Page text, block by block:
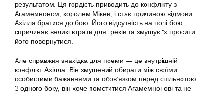
результатом. Ця гордість приводить до конфлікту з
Агамемноном, королем Мікен, і стає причиною відмови
Ахілла братися до бою. Його відсутність на полі бою
спричиняє великі втрати для греків та змушує їх просити
його повернутися.
Але справжня знахідка для поеми — це внутрішній
конфлікт Ахілла. Він змушений обирати між своїми
особистими бажаннями та обов’язком перед спільнотою.
З одного боку, він хоче помститися Агамемнонові та не